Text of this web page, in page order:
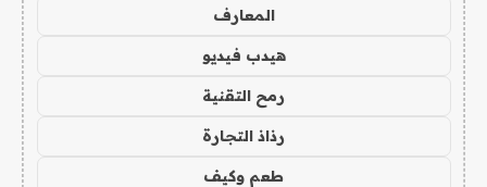
المعارف
هيدب فيديو
رمح التقنية
رذاذ التجارة
طعم وكيف